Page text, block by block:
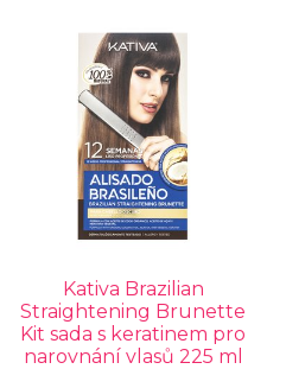
Kativa Brazilian
Straightening Brunette
Kit sada s keratinem pro
narovnání vlasů 225 ml